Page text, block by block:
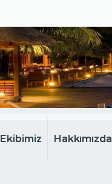
Ekibimiz Hakkımızda